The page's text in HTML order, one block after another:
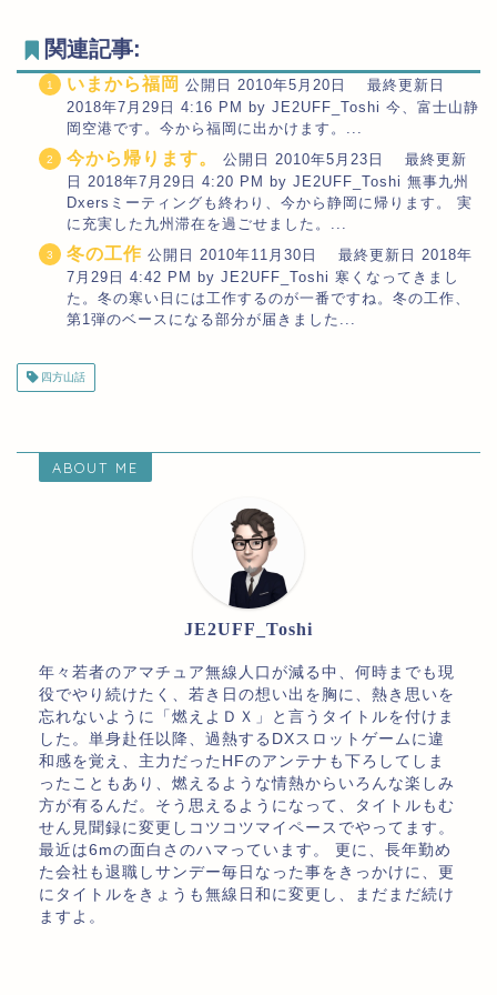
関連記事:
いまから福岡 公開日 2010年5月20日 最終更新日
2018年7月29日 4:16 PM by JE2UFF_Toshi 今、富士山静
岡空港です。今から福岡に出かけます。...
今から帰ります。
公開日 2010年5月23日 最終更新
日 2018年7月29日 4:20 PM by JE2UFF_Toshi 無事九州
Dxersミーティングも終わり、今から静岡に帰ります。 実
に充実した九州滞在を過ごせました。...
冬の工作 公開日 2010年11月30日 最終更新日 2018年
7月29日 4:42 PM by JE2UFF_Toshi 寒くなってきまし
た。冬の寒い日には工作するのが一番ですね。冬の工作、
第1弾のベースになる部分が届きました...
四方山話
ABOUT ME
JE2UFF_Toshi
年々若者のアマチュア無線人口が減る中、何時までも現
役でやり続けたく、若き日の想い出を胸に、熱き思いを
忘れないように「燃えよＤＸ」と言うタイトルを付けま
した。単身赴任以降、過熱するDXスロットゲームに違
和感を覚え、主力だったHFのアンテナも下ろしてしま
ったこともあり、燃えるような情熱からいろんな楽しみ
方が有るんだ。そう思えるようになって、タイトルもむ
せん見聞録に変更しコツコツマイペースでやってます。
最近は6mの面白さのハマっています。 更に、長年勤め
た会社も退職しサンデー毎日なった事をきっかけに、更
にタイトルをきょうも無線日和に変更し、まだまだ続け
ますよ。